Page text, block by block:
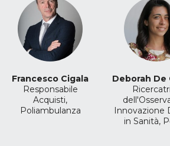
Francesco Cigala
Responsabile
Acquisti,
Poliambulanza
Deborah De
Innovazione
in Sanità,